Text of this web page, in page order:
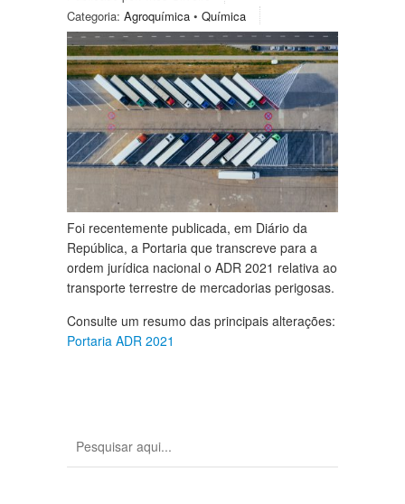
Categoria: Agroquímica • Química
Foi recentemente publicada, em Diário da
República, a Portaria que transcreve para a
ordem jurídica nacional o ADR 2021 relativa ao
transporte terrestre de mercadorias perigosas.
Consulte um resumo das principais alterações:
Portaria ADR 2021